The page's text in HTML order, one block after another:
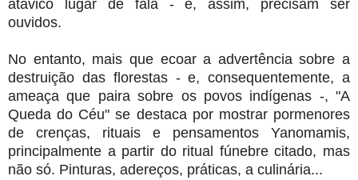
atávico lugar de fala - e, assim, precisam ser
ouvidos.
No entanto, mais que ecoar a advertência sobre a
destruição das florestas - e, consequentemente, a
ameaça que paira sobre os povos indígenas -, "A
Queda do Céu" se destaca por mostrar pormenores
de crenças, rituais e pensamentos Yanomamis,
principalmente a partir do ritual fúnebre citado, mas
não só. Pinturas, adereços, práticas, a culinária...